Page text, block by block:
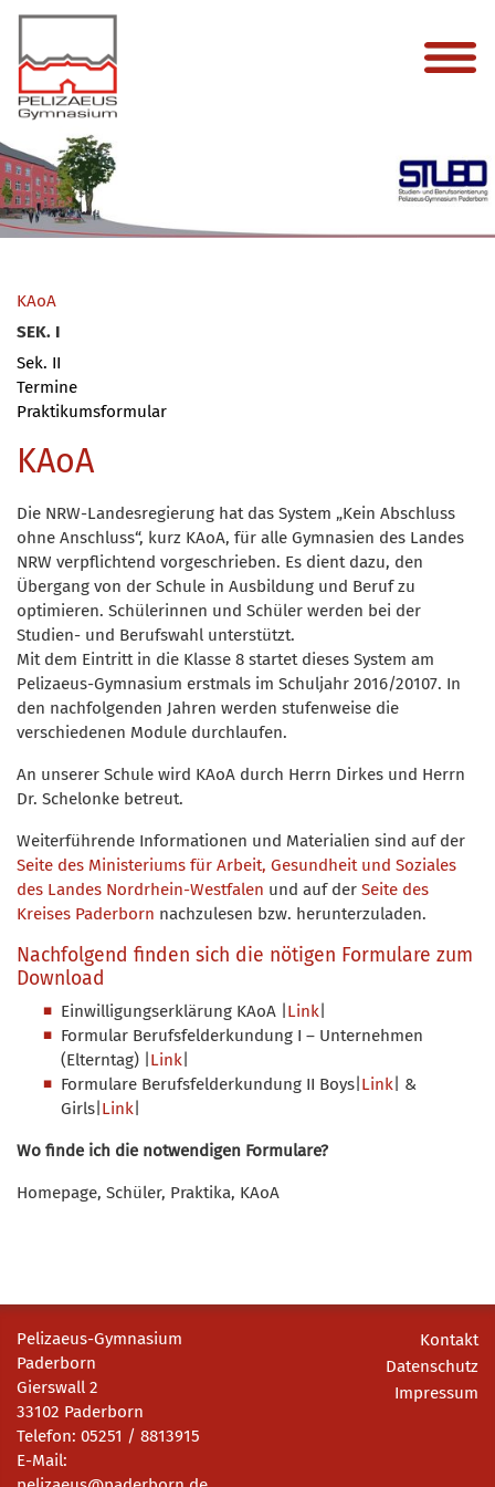
KAoA
SEK. I
Sek. II
Termine
Praktikumsformular
KAoA
Die NRW-Landesregierung hat das System „Kein Abschluss
ohne Anschluss“, kurz KAoA, für alle Gymnasien des Landes
NRW verpflichtend vorgeschrieben. Es dient dazu, den
Übergang von der Schule in Ausbildung und Beruf zu
optimieren. Schülerinnen und Schüler werden bei der
Studien- und Berufswahl unterstützt.
Mit dem Eintritt in die Klasse 8 startet dieses System am
Pelizaeus-Gymnasium erstmals im Schuljahr 2016/20107. In
den nachfolgenden Jahren werden stufenweise die
verschiedenen Module durchlaufen.
An unserer Schule wird KAoA durch Herrn Dirkes und Herrn
Dr. Schelonke betreut.
Weiterführende Informationen und Materialien sind auf der
Seite des Ministeriums für Arbeit, Gesundheit und Soziales
des Landes Nordrhein-Westfalen und auf der Seite des
Kreises Paderborn nachzulesen bzw. herunterzuladen.
Nachfolgend finden sich die nötigen Formulare zum
Download
Einwilligungserklärung KAoA | Link
Formular Berufsfelderkundung I – Unternehmen
(Elterntag) | Link
Formulare Berufsfelderkundung II Boys| Link | &
Girls| Link
Wo finde ich die notwendigen Formulare?
Homepage, Schüler, Praktika, KAoA
Pelizaeus-Gymnasium
Paderborn
Gierswall 2
33102 Paderborn
Telefon: 05251 / 8813915
E-Mail:
Kontakt
Datenschutz
Impressum